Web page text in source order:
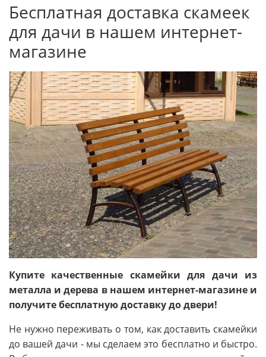
Бесплатная доставка скамеек
для дачи в нашем интернет-
магазине
Купите качественные скамейки для дачи из
металла и дерева в нашем интернет-магазине и
получите бесплатную доставку до двери!
Не нужно переживать о том, как доставить скамейки
до вашей дачи - мы сделаем это бесплатно и быстро.